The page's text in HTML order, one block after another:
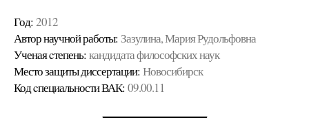
Год: 2012
Автор научной работы: Зазулина, Мария Рудольфовна
Ученая cтепень: кандидата философских наук
Место защиты диссертации: Новосибирск
Код cпециальности ВАК: 09.00.11